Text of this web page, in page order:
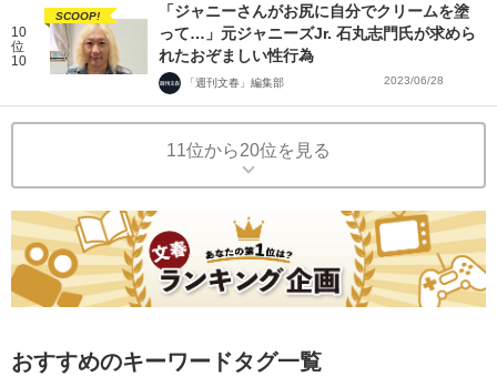
10
位
10
SCOOP!
「ジャニーさんがお尻に自分でクリームを塗
って…」元ジャニーズJr. 石丸志門氏が求めら
れたおぞましい性行為
「週刊文春」編集部 2023/06/28
11位から20位を見る
おすすめのキーワードタグ一覧